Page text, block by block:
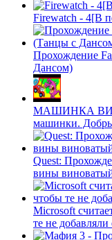
Firewatch - 4[В
Прохождение
Дансом)
МАШИНКА
машинки.
Quest:
вины
Microsoft
те не